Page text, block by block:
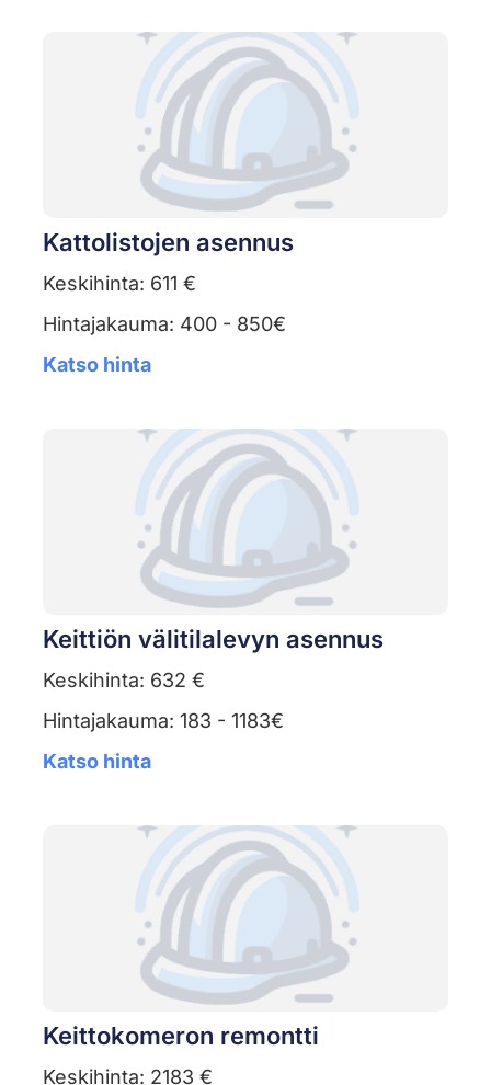
Kattolistojen asennus
Keskihinta: 611 €
Hintajakauma: 400 - 850€
Katso hinta
Keittiön välitilalevyn asennus
Keskihinta: 632 €
Hintajakauma: 183 - 1183€
Katso hinta
Keittokomeron remontti
Keskihinta: 2183 €